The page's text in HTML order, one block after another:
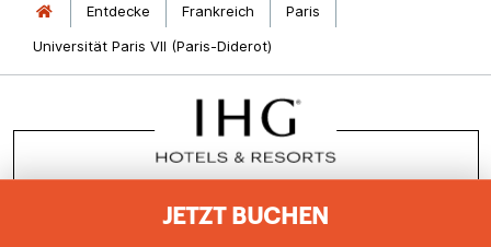
JETZT BUCHEN
Entdecke Frankreich
Paris
Universität Paris VII (Paris-Diderot)